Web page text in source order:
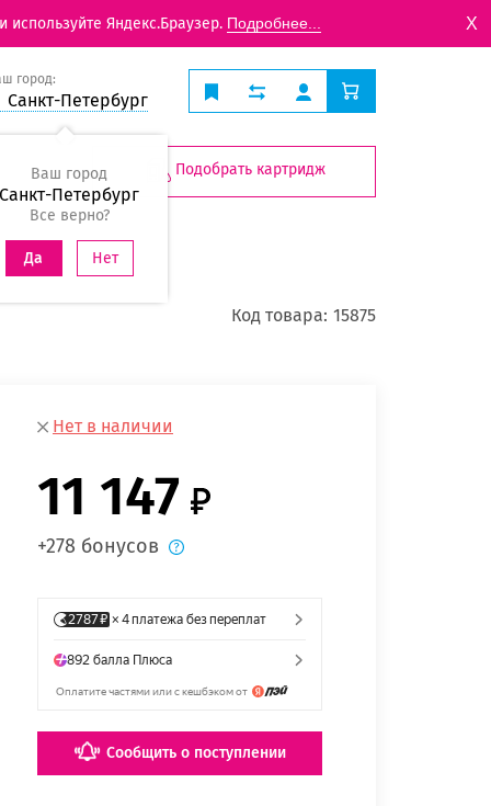
Яндекс.Браузер. Подробнее... X
город:
Санкт-Петербург
Ваш город
Санкт-Петербург
Все верно?
Да Нет
Подобрать картридж
Код товара: 15875
Нет в наличии
11 147
+278 бонусов
Сообщить о поступлении